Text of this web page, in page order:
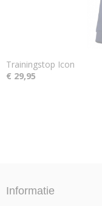
Trainingstop Icon
€ 29,95
Informatie